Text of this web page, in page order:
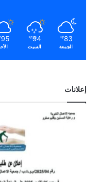
83
℉
الجمعة
94
℉
السبت
95
إعلانات